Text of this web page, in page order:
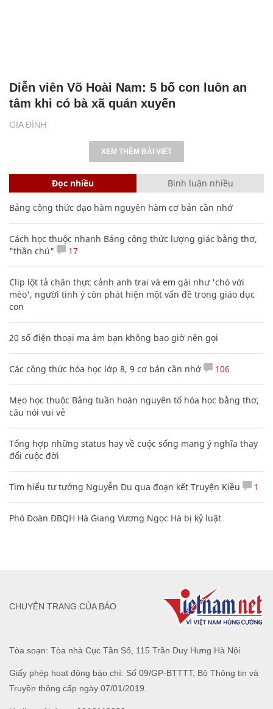
GIA ĐÌNH
Diễn viên Võ Hoài Nam: 5 bố con luôn an
tâm khi có bà xã quán xuyến
XEM THÊM BÀI VIẾT
Đọc nhiều Bình luận nhiều
Bảng công thức đạo hàm nguyên hàm cơ bản cần nhớ
Cách học thuộc nhanh Bảng công thức lượng giác bằng thơ,
"thần chú"
17
Clip lột tả chân thực cảnh anh trai và em gái như 'chó với
mèo', người tinh ý còn phát hiện một vấn đề trong giáo dục
con
20 số điện thoại ma ám bạn không bao giờ nên gọi
Các công thức hóa học lớp 8, 9 cơ bản cần nhớ 106
Mẹo học thuộc Bảng tuần hoàn nguyên tố hóa học bằng thơ,
câu nói vui vẻ
Tổng hợp những status hay về cuộc sống mang ý nghĩa thay
đổi cuộc đời
Tìm hiểu tư tưởng Nguyễn Du qua đoạn kết Truyện Kiều 1
Phó Đoàn ĐBQH Hà Giang Vương Ngọc Hà bị kỷ luật
Tòa soạn: Tòa nhà Cục Tần Số, 115 Trần Duy Hưng Hà Nội
Giấy phép hoạt động báo chí: Số 09/GP-BTTTT, Bộ Thông tin và
Truyền thông cấp ngày 07/01/2019.
CHUYÊN TRANG CỦA BÁO